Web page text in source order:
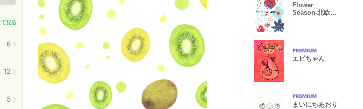
Flower
Season-北欧フ
エビちゃん
まいにちあおり